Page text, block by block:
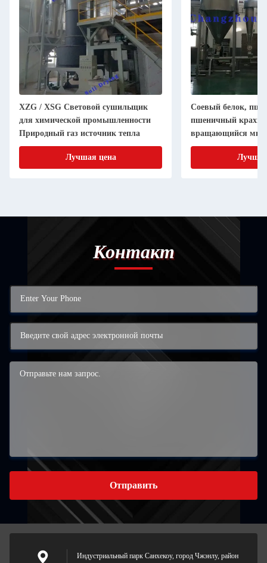
XZG / XSG Световой сушильщик
для химической промышленности
Природный газ источник тепла
Лучшая цена
Соевый белок,
пшеничный
вращающийся
сушильщик
Контакт
Отправить
Индустриальный парк Санхекоу, город Чжэнлу, район